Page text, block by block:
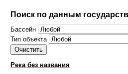
Поиск по данным
Бассейн
Тип объекта
Река без названия